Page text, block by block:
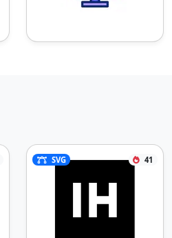
SVG 41